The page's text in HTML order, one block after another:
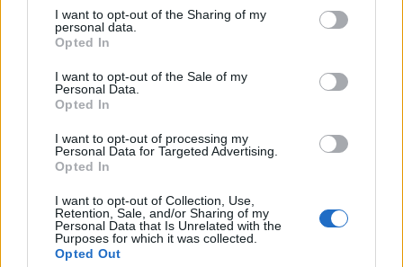
not limited to your visit or usage behaviour. You may click to
grant or deny consent to Google and its third-party tags to
use your data for below specified purposes in below Google
consent section.
I want to opt-out of the Sharing of my
personal data.
Opted In
I want to opt-out of the Sale of my
Personal Data.
Opted In
I want to opt-out of processing my
Personal Data for Targeted Advertising.
Opted In
I want to opt-out of Collection, Use,
Retention, Sale, and/or Sharing of my
Personal Data that Is Unrelated with the
Purposes for which it was collected.
Opted Out
γίνει πιο χαλαρό, πιο δημιουργικό και
πιο προσωπικό. Τα πιο ωραία
καλοκαιρινά looks είναι εκείνα που
δείχνουν ανεπιτήδευτα, σαν να
δημιουργήθηκαν χωρίς προσπάθεια —
ενώ στην πραγματικότητα κρύβουν τις
πιο έξυπνες στιλιστικές επιλογές.
ΔΙΑΦΗΜΙΣΗ